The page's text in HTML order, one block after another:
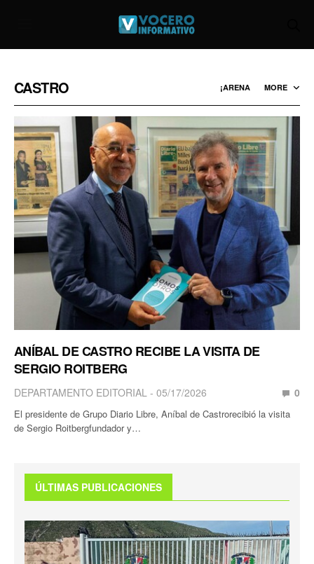
CASTRO ¡ARENA MORE
ANÍBAL DE CASTRO RECIBE LA VISITA DE
SERGIO ROITBERG
DEPARTAMENTO EDITORIAL 05/17/2026 0
El presidente de Grupo Diario Libre, Aníbal de Castrorecibió la visita
de Sergio Roitbergfundador y…
ÚLTIMAS PUBLICACIONES